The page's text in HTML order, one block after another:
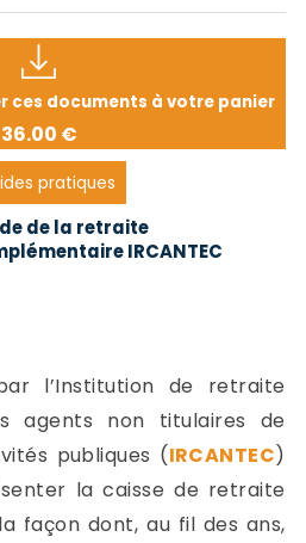
ces documents à votre panier
36.00 €
pratiques
de la retraite
IRCANTEC
l’Institution de retraite
agents non titulaires de
publiques (IRCANTEC)
la caisse de retraite
façon dont, au fil des ans,